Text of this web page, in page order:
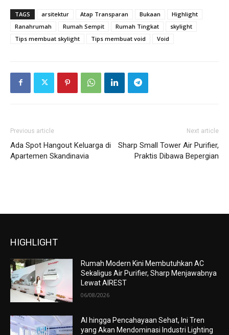
TAGS arsitektur Atap Transparan Bukaan
Highlight
Ranahrumah
Rumah Sempit Rumah Tingkat
skylight
Tips membuat skylight
Tips membuat void Void
Previous article
Ada Spot Hangout Keluarga di
Apartemen Skandinavia
Next article
Sharp Small Tower Air Purifier,
Praktis Dibawa Bepergian
HIGHLIGHT
Rumah Modern Kini Membutuhkan AC
Sekaligus Air Purifier, Sharp Menjawabnya
Lewat AIREST
06/08/2026
AI hingga Pencahayaan Sehat, Ini Tren
yang Akan Mendominasi Industri Lighting